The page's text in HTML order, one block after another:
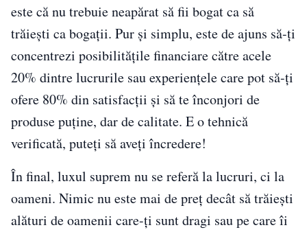
este că nu trebuie neapărat să fii bogat ca să
trăiești ca bogații. Pur și simplu, este de ajuns să-ți
concentrezi posibilitățile financiare către acele
20% dintre lucrurile sau experiențele care pot să-ți
ofere 80% din satisfacții și să te înconjori de
produse puține, dar de calitate. E o tehnică
verificată, puteți să aveți încredere!
În final, luxul suprem nu se referă la lucruri, ci la
oameni. Nimic nu este mai de preț decât să trăiești
alături de oamenii care-ți sunt dragi sau pe care îi